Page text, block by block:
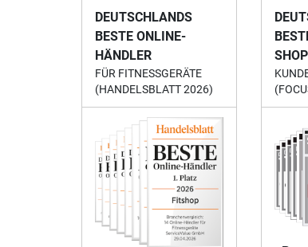
DEUTSCHLANDS
BESTE ONLINE-
HÄNDLER
FÜR FITNESSGERÄTE
(HANDELSBLATT 2026)